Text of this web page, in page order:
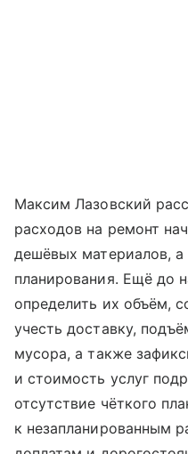
Максим Лазовский
расходов на ремонт
дешёвых материалов, а
планирования. Ещё до
определить их объём,
учесть доставку,
мусора, а также
и стоимость услуг
отсутствие чёткого
к незапланированным